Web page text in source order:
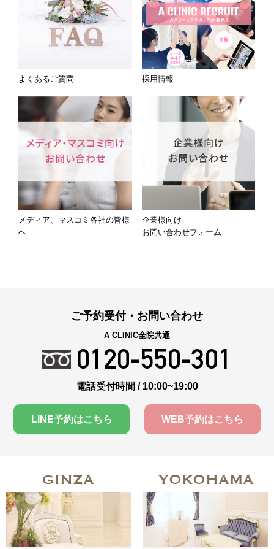
よくあるご質問 採用情報
メディア、マスコミ各社の皆様
へ
企業様向け
お問い合わせフォーム
ご予約受付・お問い合わせ
A CLINIC全院共通
0120-550-301
電話受付時間 / 10:00~19:00
LINE予約はこちら WEB予約はこちら
GINZA YOKOHAMA